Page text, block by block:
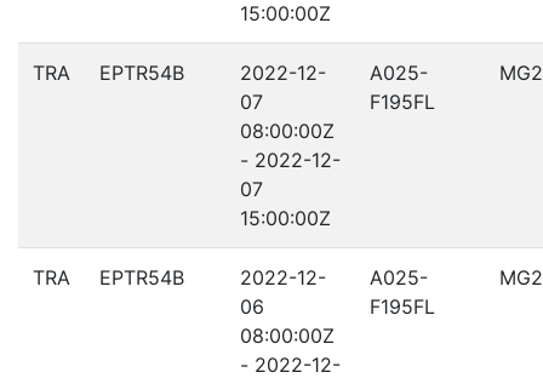
15:00:00Z
TRA EPTR54B
2022-12-
07
08:00:00Z
- 2022-12-
07
15:00:00Z
A025-
F195FL
TRA EPTR54B
2022-12-
06
08:00:00Z
- 2022-12-
A025-
F195FL